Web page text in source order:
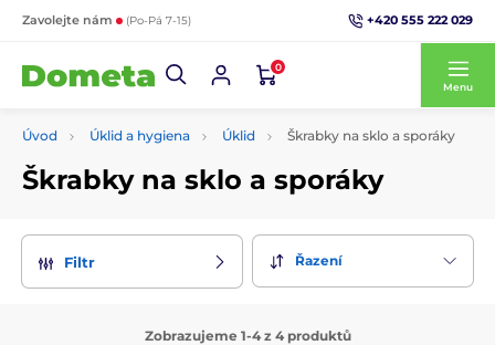
Zavolejte nám (Po-Pá 7-15) +420 555 222 029
0
Menu
Úvod Úklid a hygiena Úklid Škrabky na sklo a sporáky
Škrabky na sklo a sporáky
Filtr Řazení
Zobrazujeme 1-4 z 4 produktů